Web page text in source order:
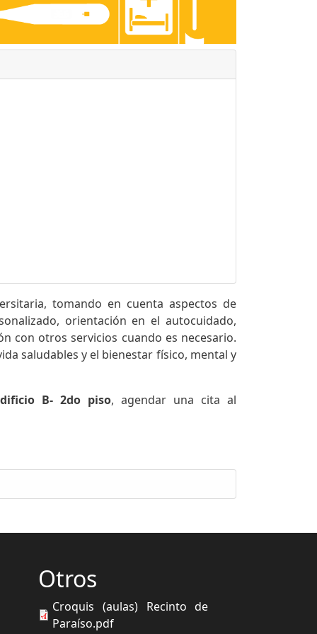
tomando en cuenta aspectos de
orientación en el autocuidado,
con otros servicios cuando es necesario.
saludables y el bienestar físico, mental y
B- 2do piso, agendar una cita al
Otros
Croquis (aulas) Recinto de
Paraíso.pdf